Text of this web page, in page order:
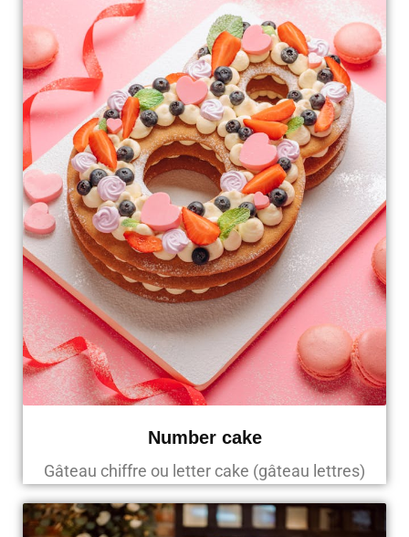
Number cake
Gâteau chiffre ou letter cake (gâteau lettres)